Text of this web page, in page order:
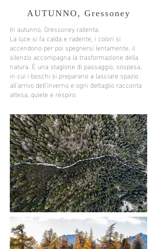
AUTUNNO, Gressoney
In autunno, Gressoney rallenta.
La luce si fa calda e radente, i colori si
accendono per poi spegnersi lentamente, il
silenzio accompagna la trasformazione della
natura. È una stagione di passaggio, sospesa,
in cui i boschi si preparano a lasciare spazio
all’arrivo dell’inverno e ogni dettaglio racconta
attesa, quiete e respiro.